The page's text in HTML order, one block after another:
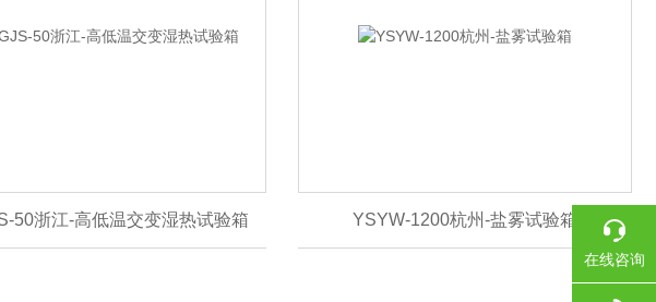
50浙江-高低温交变湿热试验箱 YSYW-1200杭州-盐雾试验箱
在线咨询